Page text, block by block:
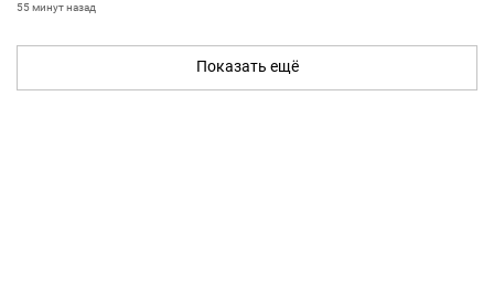
55 минут назад
Показать ещё